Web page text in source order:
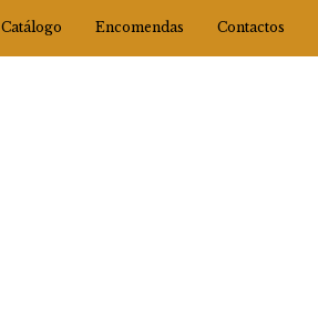
Catálogo Encomendas Contactos